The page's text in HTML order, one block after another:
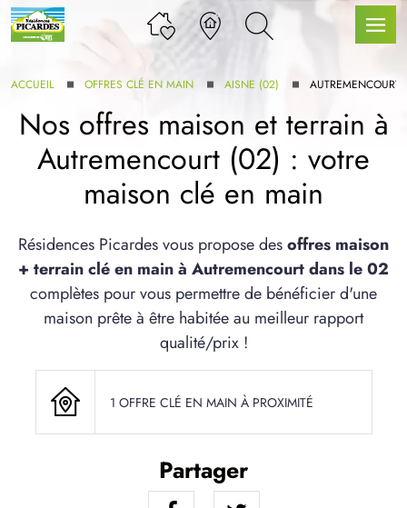
GAMME
SERVICE BDL EXTENSION
ACCUEIL OFFRES CLÉ EN MAIN AISNE (02) AUTREMENCOURT
Nos offres maison et terrain à
Autremencourt (02) : votre
maison clé en main
Résidences Picardes vous propose desoffres maison
+ terrain clé en main à Autremencourt dans le 02
complètes pour vous permettre de bénéficier d'une
maison prête à être habitée au meilleur rapport
qualité/prix !
1 OFFRE CLÉ EN MAIN À PROXIMITÉ
Partager